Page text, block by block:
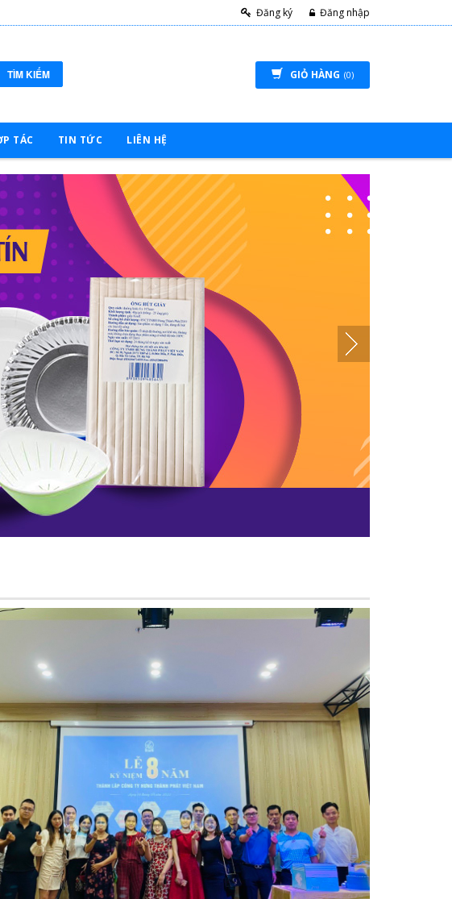
Đăng ký Đăng nhập
TÌM KIẾM GIỎ HÀNG (0)
TÁC TIN TỨC LIÊN HỆ